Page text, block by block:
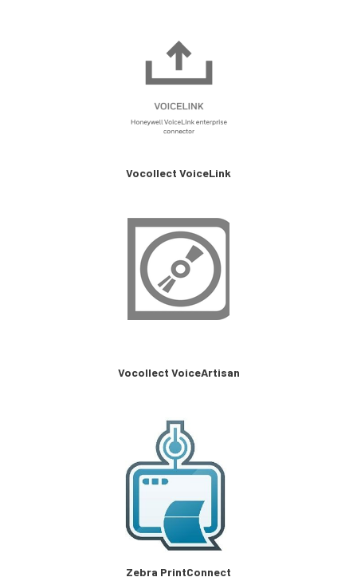
Vocollect VoiceLink
Vocollect VoiceArtisan
Zebra PrintConnect